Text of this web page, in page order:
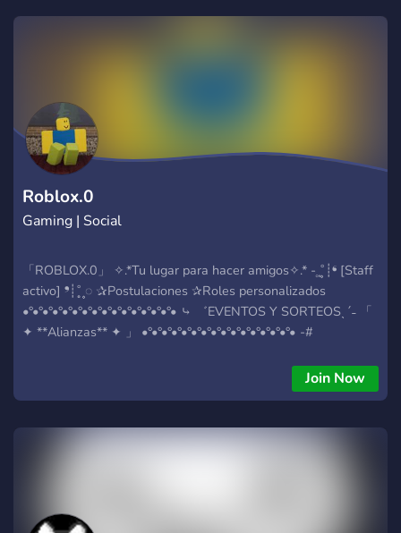
Records) - Active server owner and admins who will make
about non-lis/dontnod things. - Channels for posting fanart
and fanfics for your favourite lis/dontnod games. - Cool level
up role rewards. - The ability to change your name colour. -
Various LIS themed emojis (More to come soon!) - Fair rules.
Roblox.0
Gaming | Social
「ROBLOX.0」 ✧.*Tu lugar para hacer amigos✧.* - ͙۪۪̥˚┊❛ [Staff
activo] ❜┊˚ ͙۪۪̥◌ ✰Postulaciones ✰Roles personalizados
•°•°•°•°•°•°•°•°•°•°•°•°•°•°•°• ⤷ ゛EVENTOS Y SORTEOSˎˊ˗ 「
✦ **Alianzas** ✦ 」 •°•°•°•°•°•°•°•°•°•°•°•°•°•°•°• -#
bienvenidos, seas como seas, te guste lo que te guste, todos
son bienvenidos •°•°•°•°•°•°•°•°•°•°•°•°•°•°•°• Ping
https://discord.gg/VxctYtTuxw
Join Now